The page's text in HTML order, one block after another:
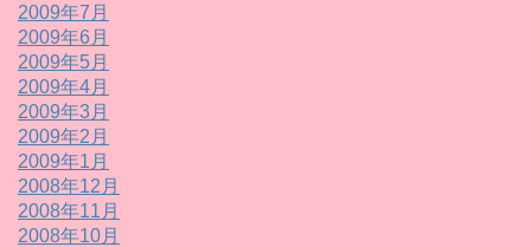
2009年7月
2009年6月
2009年5月
2009年4月
2009年3月
2009年2月
2009年1月
2008年12月
2008年11月
2008年10月